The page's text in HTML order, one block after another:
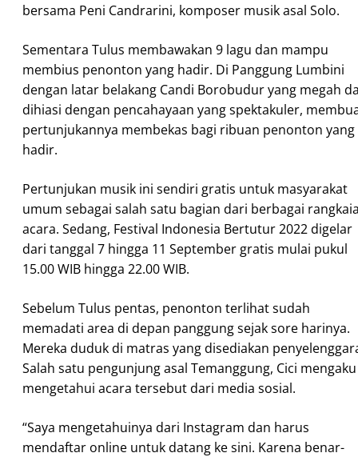
bersama Peni Candrarini, komposer musik asal Solo.
Sementara Tulus membawakan 9 lagu dan mampu
membius penonton yang hadir. Di Panggung Lumbini
dengan latar belakang Candi Borobudur yang megah
dihiasi dengan pencahayaan yang spektakuler,
pertunjukannya membekas bagi ribuan penonton yang
hadir.
Pertunjukan musik ini sendiri gratis untuk masyarakat
umum sebagai salah satu bagian dari berbagai
acara. Sedang, Festival Indonesia Bertutur 2022 digelar
dari tanggal 7 hingga 11 September gratis mulai pukul
15.00 WIB hingga 22.00 WIB.
Sebelum Tulus pentas, penonton terlihat sudah
memadati area di depan panggung sejak sore harinya.
Mereka duduk di matras yang disediakan
Salah satu pengunjung asal Temanggung, Cici mengaku
mengetahui acara tersebut dari media sosial.
“Saya mengetahuinya dari Instagram dan harus
mendaftar online untuk datang ke sini. Karena benar-